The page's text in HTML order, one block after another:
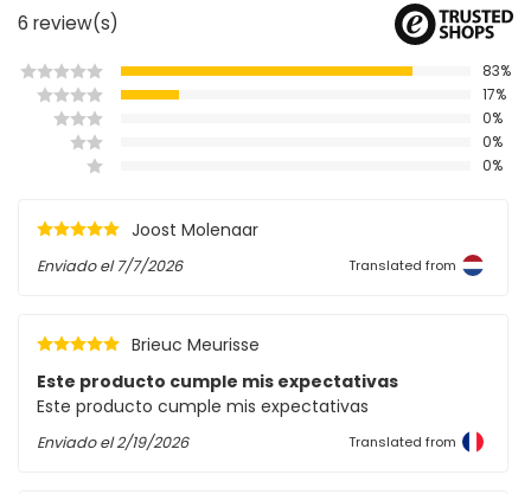
6 review(s)
83%
17%
0%
0%
0%
Joost Molenaar
Enviado el7/7/2026 Translated from
Brieuc Meurisse
Este producto cumple mis expectativas
Este producto cumple mis expectativas
Enviado el2/19/2026 Translated from